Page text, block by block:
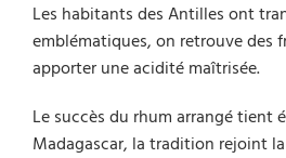
Les habitants des Antilles ont
emblématiques, on retrouve des
apporter une acidité maîtrisée.
Le succès du rhum arrangé tient
Madagascar, la tradition rejoint